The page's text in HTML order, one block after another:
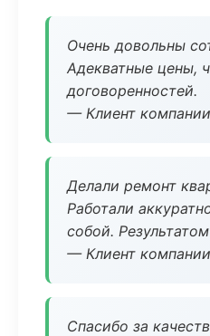
Очень довольны
Адекватные цены,
договоренностей.
— Клиент компании
Делали ремонт
Работали
собой.
— Клиент компании
Спасибо за